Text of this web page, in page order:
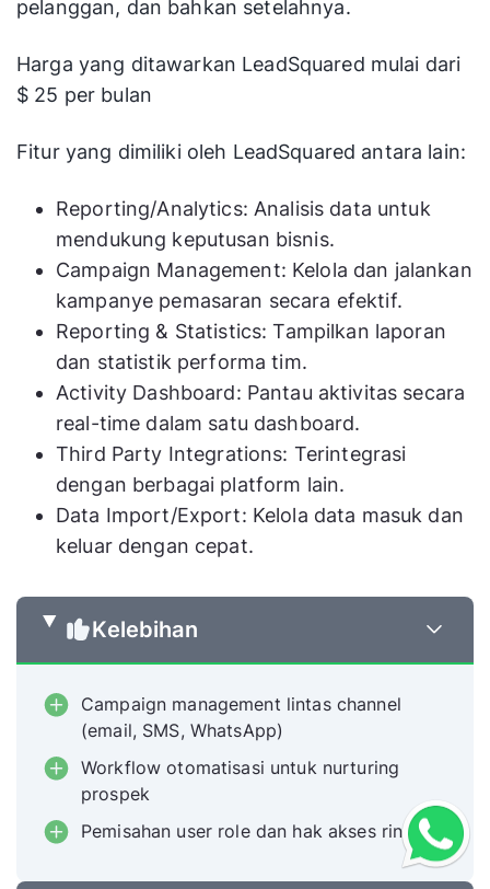
pelanggan, dan bahkan setelahnya.
Harga yang ditawarkan LeadSquared mulai dari
$ 25 per bulan
Fitur yang dimiliki oleh LeadSquared antara lain:
Reporting/Analytics: Analisis data untuk
mendukung keputusan bisnis.
Campaign Management: Kelola dan jalankan
kampanye pemasaran secara efektif.
Reporting & Statistics: Tampilkan laporan
dan statistik performa tim.
Activity Dashboard: Pantau aktivitas secara
real-time dalam satu dashboard.
Third Party Integrations: Terintegrasi
dengan berbagai platform lain.
Data Import/Export: Kelola data masuk dan
keluar dengan cepat.
Kelebihan
Campaign management lintas channel
(email, SMS, WhatsApp)
Workflow otomatisasi untuk nurturing
prospek
Pemisahan user role dan hak akses rinci